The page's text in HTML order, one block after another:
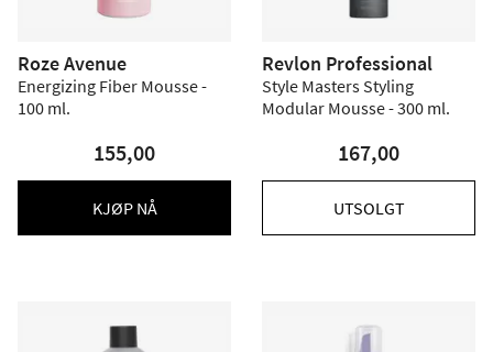
Roze Avenue
Energizing Fiber Mousse -
100 ml.
155,00
KJØP NÅ
Revlon Professional
Style Masters Styling
Modular Mousse - 300 ml.
167,00
UTSOLGT